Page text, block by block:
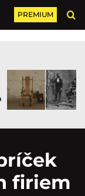
PREMIUM
firiem